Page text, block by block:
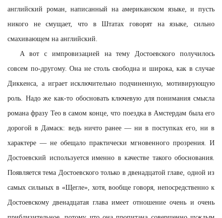
английский роман, написанный на американском языке, и пусть
никого не смущает, что в Штатах говорят на языке, сильно
смахивающем на английский.
А вот с импровизацией на тему Достоевского получилось
совсем по-другому. Она не столь свободна и широка, как в случае
Диккенса, а играет исключительно подчиненную, мотивирующую
роль. Надо же как-то обосновать ключевую для понимания смысла
романа фразу Тео в самом конце, что поездка в Амстердам была его
дорогой в Дамаск: ведь ничто ранее — ни в поступках его, ни в
характере — не обещало практически мгновенного прозрения. И
Достоевский используется именно в качестве такого обоснования.
Появляется тема Достоевского только в двенадцатой главе, одной из
самых сильных в «Щегле», хотя, вообще говоря, непосредственно к
Достоевскому двенадцатая глава имеет отношение очень и очень